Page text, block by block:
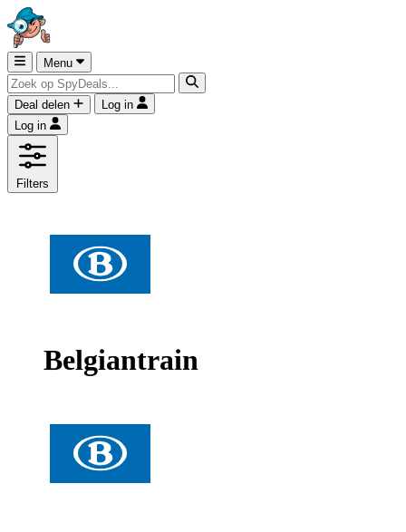
Menu
Deal delen
Log in
Log in
Filters
Belgiantrain